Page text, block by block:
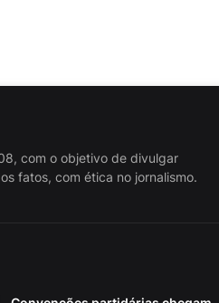
com o objetivo de divulgar
fatos, com ética no jornalismo.